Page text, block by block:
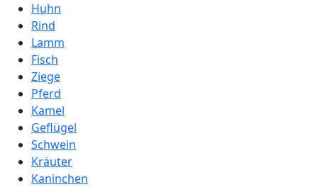
Huhn
Rind
Lamm
Fisch
Ziege
Pferd
Kamel
Geflügel
Schwein
Kräuter
Kaninchen